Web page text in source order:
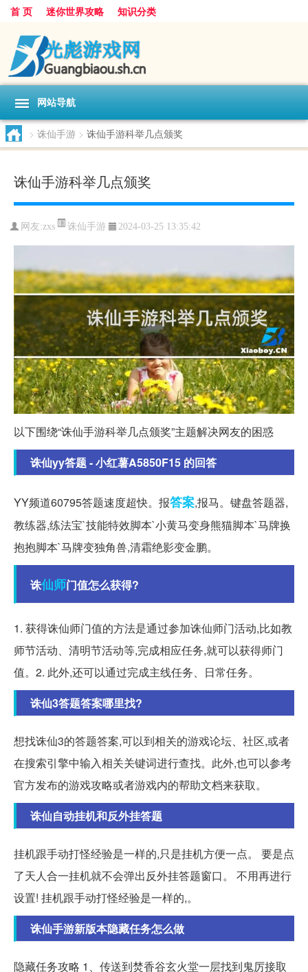
首 页 迷你世界攻略 知识分类
网站导航
> 诛仙手游 > 诛仙手游科举几点颁奖
诛仙手游科举几点颁奖
网友:zxs 诛仙手游 2024-03-25 13:35:42
以下围绕“诛仙手游科举几点颁奖”主题解决网友的困惑
诛仙yy答题 - 小红薯A5850F15 的回答
YY频道60795答题速度超快。报答案,报马。键盘答题器,
教练器,练法宝`技能特效脚本`小黄马变身熊猫脚本`马牌换
抱抱脚本`马牌变独角兽,清霜绝影变金鹏。
诛仙师门值怎么获得?
1. 获得诛仙师门值的方法是通过参加诛仙师门活动,比如教
师节活动、清明节活动等,完成相应任务,就可以获得师门
值。2. 此外,还可以通过完成主线任务、日常任务。
诛仙3答题答案哪里找?
想找诛仙3的答题答案,可以到相关的游戏论坛、社区,或者
在搜索引擎中输入相关关键词进行查找。此外,也可以参考
官方发布的游戏攻略或者游戏内的帮助文档来获取。
诛仙自动挂机和反外挂答题
挂机跟手动打怪经验是一样的,只是挂机方便一点。 要是点
了天人合一挂机就不会弹出反外挂答题窗口。 不用再进行
设置! 挂机跟手动打怪经验是一样的,。
诛仙手游新版本隐藏任务怎么做
隐藏任务攻略 1、传送到焚香谷玄火堂一层找到鬼厉接取